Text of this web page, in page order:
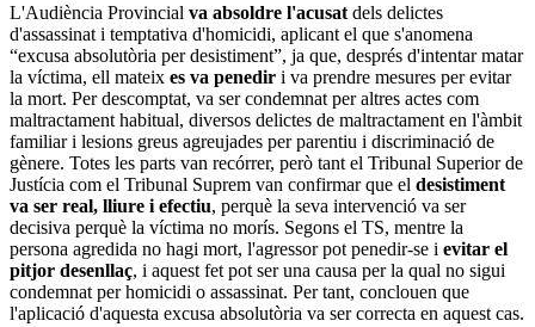
L'Audiència Provincial va absoldre l'acusat dels delictes
d'assassinat i temptativa d'homicidi, aplicant el que s'anomena
“excusa absolutòria per desistiment”, ja que, després d'intentar matar
la víctima, ell mateix es va penedir i va prendre mesures per evitar
la mort. Per descomptat, va ser condemnat per altres actes com
maltractament habitual, diversos delictes de maltractament en l'àmbit
familiar i lesions greus agreujades per parentiu i discriminació de
gènere. Totes les parts van recórrer, però tant el Tribunal Superior de
Justícia com el Tribunal Suprem van confirmar que el desistiment
va ser real, lliure i efectiu, perquè la seva intervenció va ser
decisiva perquè la víctima no morís. Segons el TS, mentre la
persona agredida no hagi mort, l'agressor pot penedir-se i evitar el
pitjor desenllaç, i aquest fet pot ser una causa per la qual no sigui
condemnat per homicidi o assassinat. Per tant, conclouen que
l'aplicació d'aquesta excusa absolutòria va ser correcta en aquest cas.